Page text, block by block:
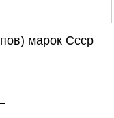
марок Ссср